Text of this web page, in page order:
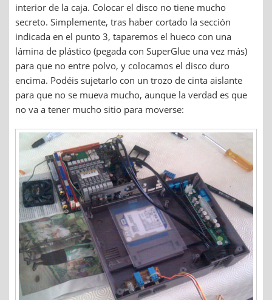
interior de la caja. Colocar el disco no tiene mucho
secreto. Simplemente, tras haber cortado la sección
indicada en el punto 3, taparemos el hueco con una
lámina de plástico (pegada con SuperGlue una vez más)
para que no entre polvo, y colocamos el disco duro
encima. Podéis sujetarlo con un trozo de cinta aislante
para que no se mueva mucho, aunque la verdad es que
no va a tener mucho sitio para moverse: